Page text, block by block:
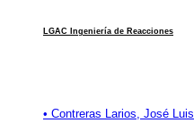
LGAC Ingeniería de Reacciones
• Contreras Larios, José Luis